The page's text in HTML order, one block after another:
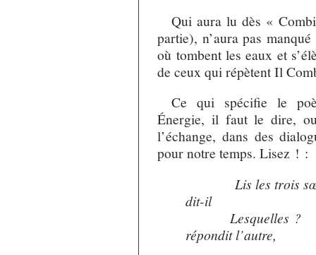
Qui aura lu dès «
partie), n’aura pas
où tombent les eaux et
de ceux qui répètent Il
Ce qui spécifie le
Énergie, il faut le dire,
l’échange, dans des
pour notre temps. Lisez ! :
Lis les trois
dit-il
Lesquelles ?
répondit l’autre,